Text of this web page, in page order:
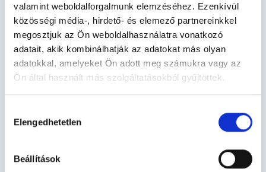
valamint weboldalforgalmunk elemzéséhez. Ezenkívül
közösségi média-, hirdető- és elemező partnereinkkel
megosztjuk az Ön weboldalhasználatra vonatkozó
adatait, akik kombinálhatják az adatokat más olyan
adatokkal, amelyeket Ön adott meg számukra vagy az
Ön által használt más szolgáltatásokból gyűjtöttek.
szabályzat:https://foglaljorvost.hu/info/foglaljorvost-
kiválasztása
Elengedhetetlen
Beállítások
Pszichológus Debrecen -
Pszichológia
Pszichológia TERÜLETHEZ KAPCSOLÓDÓ
SZAKTERÜLETEK
Szolgáltatások